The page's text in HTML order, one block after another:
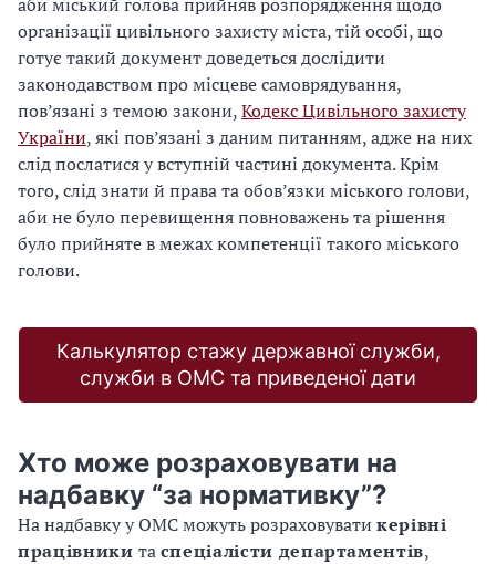
організації цивільного захисту міста, тій особі, що
готує такий документ доведеться дослідити
законодавством про місцеве самоврядування,
пов’язані з темою закони,Кодекс Цивільного захисту
України, які пов’язані з даним питанням, адже на них
слід послатися у вступній частині документа. Крім
того, слід знати й права та обов’язки міського голови,
аби не було перевищення повноважень та рішення
було прийняте в межах компетенції такого міського
голови.
Калькулятор стажу державної служби,
служби в ОМС та приведеної дати
Хто може розраховувати на
надбавку “за нормативку”?
На надбавку у ОМС можуть розраховувати керівні
працівники таспеціалісти департаментів,